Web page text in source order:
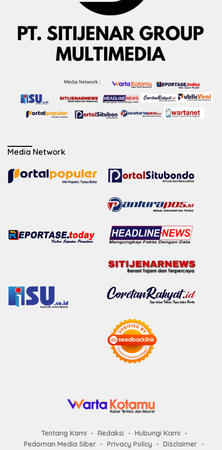
Media Network
Tentang Kami Redaksi
Hubungi Kami
Pedoman Media Siber
Privacy Policy Disclaimer